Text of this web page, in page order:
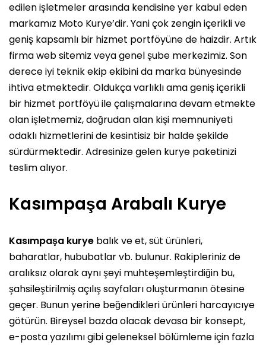
edilen işletmeler arasında kendisine yer kabul eden
markamız Moto Kurye’dir. Yani çok zengin içerikli ve
geniş kapsamlı bir hizmet portföyüne de haizdir. Artık
firma web sitemiz veya genel şube merkezimiz. Son
derece iyi teknik ekip ekibini da marka bünyesinde
ihtiva etmektedir. Oldukça varlıklı ama geniş içerikli
bir hizmet portföyü ile çalışmalarına devam etmekte
olan işletmemiz, doğrudan alan kişi memnuniyeti
odaklı hizmetlerini de kesintisiz bir halde şekilde
sürdürmektedir. Adresinize gelen kurye paketinizi
teslim alıyor.
Kasımpaşa Arabalı Kurye
Kasımpaşa kurye balık ve et, süt ürünleri,
baharatlar, hububatlar vb. bulunur. Rakipleriniz de
aralıksız olarak aynı şeyi muhteşemleştirdiğin bu,
şahsileştirilmiş açılış sayfaları oluşturmanın ötesine
geçer. Bunun yerine beğendikleri ürünleri harcayıcıye
götürün. Bireysel bazda olacak devasa bir konsept,
e-posta yazılımı gibi geleneksel bölümleme için fazla